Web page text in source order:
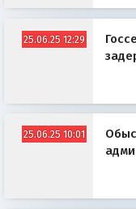
25.06.25 12:29
25.06.25 10:01